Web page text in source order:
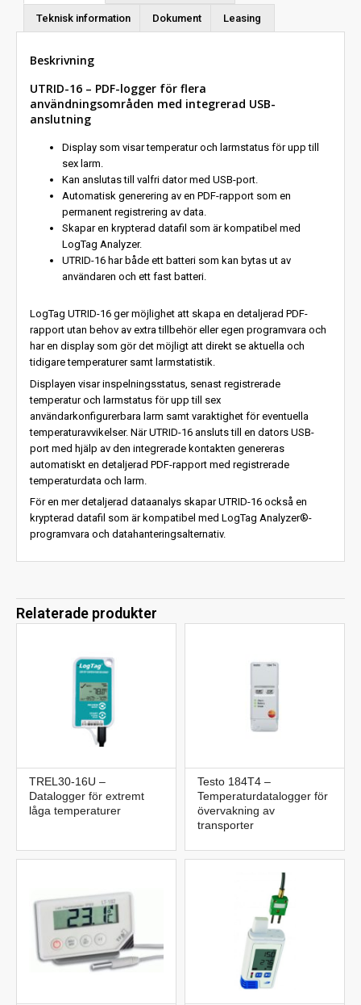
Teknisk information Dokument Leasing
Beskrivning
UTRID-16 – PDF-logger för flera
användningsområden med integrerad USB-
anslutning
Display som visar temperatur och larmstatus för upp till
sex larm.
Kan anslutas till valfri dator med USB-port.
Automatisk generering av en PDF-rapport som en
permanent registrering av data.
Skapar en krypterad datafil som är kompatibel med
LogTag Analyzer.
UTRID-16 har både ett batteri som kan bytas ut av
användaren och ett fast batteri.
LogTag UTRID-16 ger möjlighet att skapa en detaljerad PDF-
rapport utan behov av extra tillbehör eller egen programvara och
har en display som gör det möjligt att direkt se aktuella och
tidigare temperaturer samt larmstatistik.
Displayen visar inspelningsstatus, senast registrerade
temperatur och larmstatus för upp till sex
användarkonfigurerbara larm samt varaktighet för eventuella
temperaturavvikelser. När UTRID-16 ansluts till en dators USB-
port med hjälp av den integrerade kontakten genereras
automatiskt en detaljerad PDF-rapport med registrerade
temperaturdata och larm.
För en mer detaljerad dataanalys skapar UTRID-16 också en
krypterad datafil som är kompatibel med LogTag Analyzer®-
programvara och datahanteringsalternativ.
Relaterade produkter
TREL30-16U –
Datalogger för extremt
låga temperaturer
Testo 184T4 –
Temperaturdatalogger för
övervakning av
transporter